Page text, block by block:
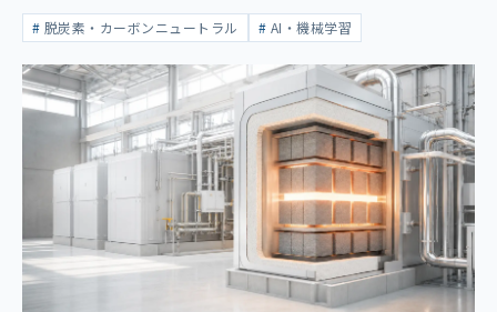
脱炭素・カーボンニュートラル AI・機械学習